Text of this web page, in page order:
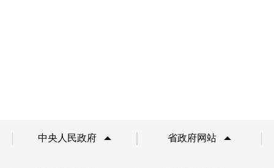
中央人民政府 省政府网站